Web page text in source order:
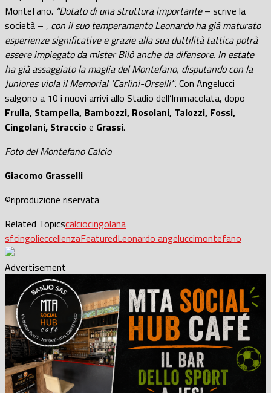
Montefano. “Dotato di una struttura importante– scrive la
società – , con il suo temperamento Leonardo ha già maturato
esperienze significative e grazie alla sua duttilità tattica potrà
essere impiegato da mister Bilò anche da difensore. In estate
ha già assaggiato la maglia del Montefano, disputando con la
Juniores viola il Memorial ‘Carlini-Orselli’“. Con Angelucci
salgono a 10 i nuovi arrivi allo Stadio dell’Immacolata, dopo
Frulla, Stampella, Bambozzi, Rosolani, Talozzi, Fossi,
Cingolani, Straccioe Grassi.
Foto del Montefano Calcio
Giacomo Grasselli
©riproduzione riservata
Related Topicscalciocingolana
sfcingolieccellenzaFeaturedLeonardo angeluccimontefano
Advertisement